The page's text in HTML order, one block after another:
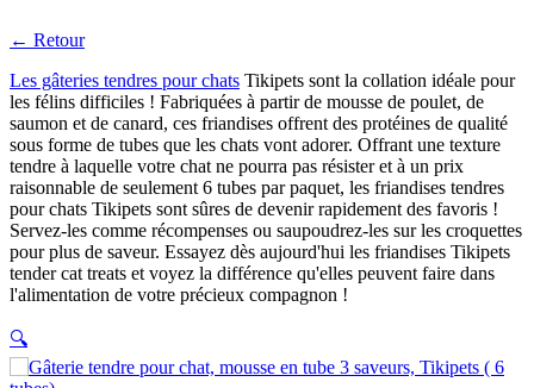
← Retour
Les gâteries tendres pour chats Tikipets sont la collation idéale pour
les félins difficiles ! Fabriquées à partir de mousse de poulet, de
saumon et de canard, ces friandises offrent des protéines de qualité
sous forme de tubes que les chats vont adorer. Offrant une texture
tendre à laquelle votre chat ne pourra pas résister et à un prix
raisonnable de seulement 6 tubes par paquet, les friandises tendres
pour chats Tikipets sont sûres de devenir rapidement des favoris !
Servez-les comme récompenses ou saupoudrez-les sur les croquettes
pour plus de saveur. Essayez dès aujourd'hui les friandises Tikipets
tender cat treats et voyez la différence qu'elles peuvent faire dans
l'alimentation de votre précieux compagnon !
🔍